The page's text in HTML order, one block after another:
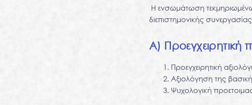
Η ενσωμάτωση
διεπιστημονικής
Α) Προεγχειρητική
Προεγχειρητική
Αξιολόγηση της
Ψυχολογική